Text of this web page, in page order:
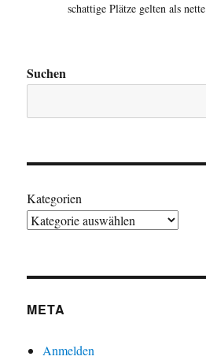
schattige Plätze gelten als
Suchen
Kategorien
META
Anmelden